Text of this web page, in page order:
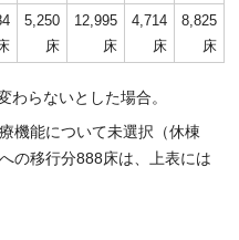
5,250
床
12,995
床
4,714
床
8,825
床
わらないとした場合。
機能について未選択（休棟
の移行分888床は、上表には